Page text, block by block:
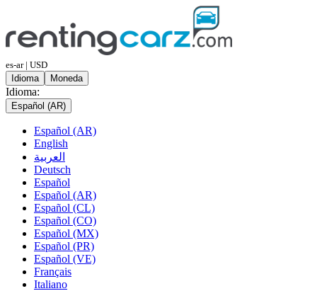
es-ar | USD
Idioma
Moneda
Idioma:
Español (AR)
Español (AR)
English
العربية
Deutsch
Español
Español (AR)
Español (CL)
Español (CO)
Español (MX)
Español (PR)
Español (VE)
Français
Italiano